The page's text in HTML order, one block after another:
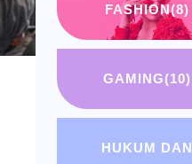
FASHION(8)
GAMING(10)
HUKUM DAN